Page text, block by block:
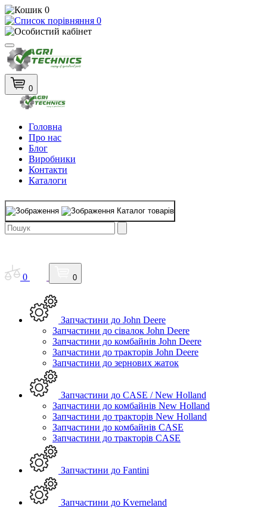
0
0
0
Головна
Про нас
Блог
Виробники
Контакти
Каталоги
Каталог товарів
0 0
Запчастини до John Deere
Запчастини до сівалок John Deere
Запчастини до комбайнів John Deere
Запчастини до тракторів John Deere
Запчастини до зернових жаток
Запчастини до CASE / New Holland
Запчастини до комбайнів New Holland
Запчастини до тракторів New Holland
Запчастини до комбайнів CASE
Запчастини до тракторів CASE
Запчастини до Fantini
Запчастини до Kverneland